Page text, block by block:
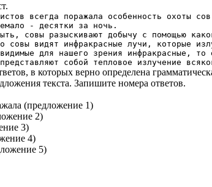
поражала особенность охоты сов:
- десятки за ночь.
разыскивают добычу с помощью
совы видят инфракрасные лучи, которые
для нашего зрения инфракрасные,
собой тепловое излучение
в которых верно определена
текста. Запишите номера ответов.
(предложение 1)
2)
3)
4)
5)